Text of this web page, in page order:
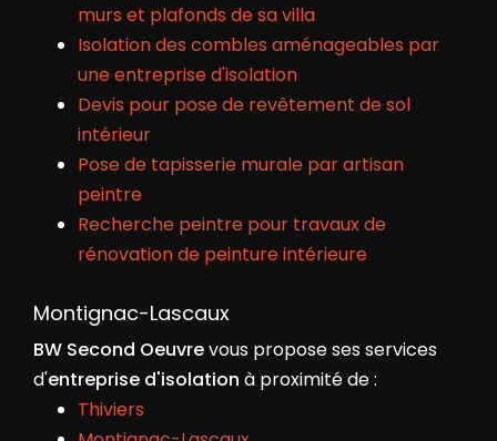
murs et plafonds de sa villa
Isolation des combles aménageables par
une entreprise d'isolation
Devis pour pose de revêtement de sol
intérieur
Pose de tapisserie murale par artisan
peintre
Recherche peintre pour travaux de
rénovation de peinture intérieure
Montignac-Lascaux
BW Second Oeuvrevous propose ses services
d'entreprise d'isolation à proximité de :
Thiviers